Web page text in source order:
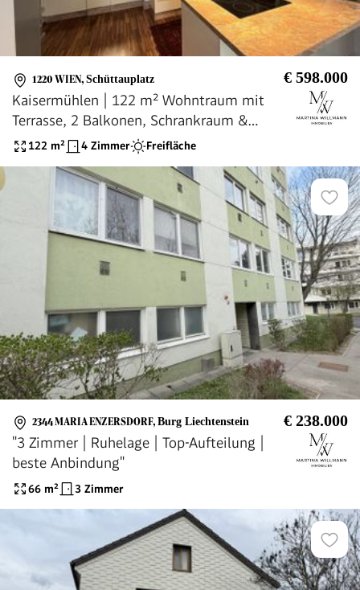
1220 WIEN, Schüttauplatz € 598.000
Kaisermühlen | 122 m² Wohntraum mit
Terrasse, 2 Balkonen, Schrankraum &
Tiefgarage
122 m² 4 Zimmer Freifläche
2344 MARIA ENZERSDORF, Burg Liechtenstein € 238.000
"3 Zimmer | Ruhelage | Top-Aufteilung |
beste Anbindung"
66 m² 3 Zimmer